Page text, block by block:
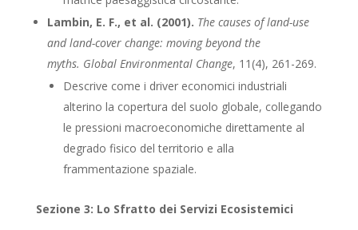
Lambin, E. F., et al. (2001). The causes of land-use
and land-cover change: moving beyond the
myths. Global Environmental Change, 11(4), 261-269.
Descrive come i driver economici industriali
alterino la copertura del suolo globale, collegando
le pressioni macroeconomiche direttamente al
degrado fisico del territorio e alla
frammentazione spaziale.
Sezione 3: Lo Sfratto dei Servizi Ecosistemici